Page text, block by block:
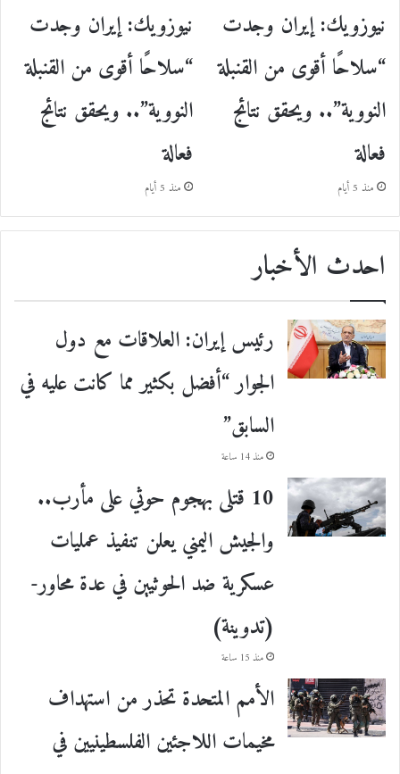
نيوزويك: إيران وجدت
“سلاحًا أقوى من القنبلة
النووية”.. ويحقق نتائج
فعالة
منذ 5 أيام
نيوزويك: إيران وجدت
“سلاحًا أقوى من القنبلة
النووية”.. ويحقق نتائج
فعالة
منذ 5 أيام
احدث الأخبار
رئيس إيران: العلاقات مع دول
الجوار “أفضل بكثير مما كانت عليه في
السابق”
منذ 14 ساعة
10 قتلى بهجوم حوثي على مأرب..
والجيش اليمني يعلن تنفيذ عمليات
عسكرية ضد الحوثيين في عدة محاور-
(تدوينة)
منذ 15 ساعة
الأمم المتحدة تحذر من استهداف
مخيمات اللاجئين الفلسطينيين في